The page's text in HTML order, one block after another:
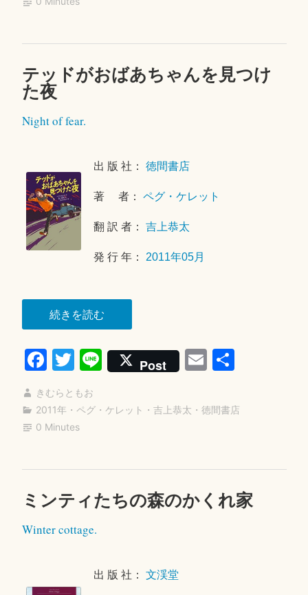
テッドがおばあちゃんを見つけ
た夜
Night of fear.
出 版 社：徳間書店
著 者：ペグ・ケレット
翻 訳 者：吉上恭太
発 行 年： 2011年05月
続きを読む“テ
ッ
ド
が
ば
ゃ
を
た
Fa
ce
bo
ok
T
wi
tte
r
Li
ne
Post E
ail
共
きむらともお
2011年 ・ ペグ・ケレット ・ 吉上恭太 ・ 徳間書店
コ
2
0 Minutes
ミンティたちの森のかくれ家
Winter cottage.
出 版 社：文渓堂
コ
ン
2
1